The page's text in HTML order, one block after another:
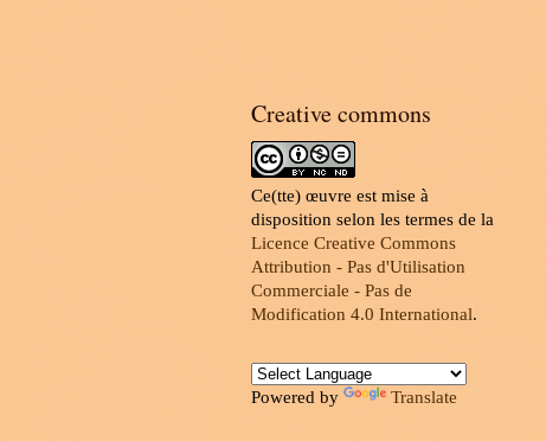
Creative commons
Ce(tte) œuvre est mise à
disposition selon les termes de la
Licence Creative Commons
Attribution - Pas d'Utilisation
Commerciale - Pas de
Modification 4.0 International.
Powered by Translate